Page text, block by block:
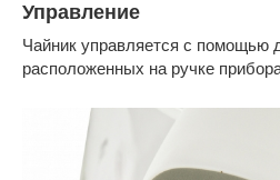
Управление
Чайник управляется с помощью
расположенных на ручке